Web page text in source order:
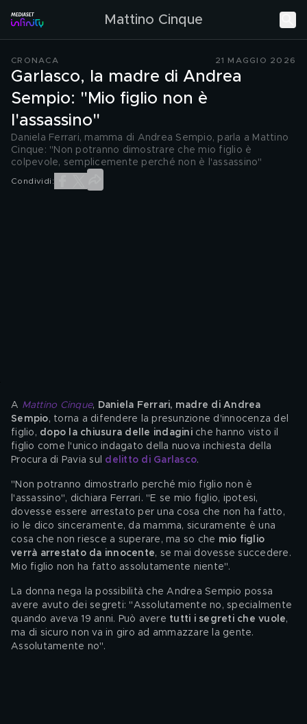
Mattino Cinque
CRONACA 21 MAGGIO 2026
Garlasco, la madre di Andrea
Sempio: "Mio figlio non è
l'assassino"
Daniela Ferrari, mamma di Andrea Sempio, parla a Mattino
Cinque: "Non potranno dimostrare che mio figlio è
colpevole, semplicemente perché non è l'assassino"
Condividi:
A Mattino Cinque, Daniela Ferrari, madre di Andrea
Sempio, torna a difendere la presunzione d'innocenza del
figlio, dopo la chiusura delle indagini che hanno visto il
figlio come l'unico indagato della nuova inchiesta della
Procura di Pavia sul delitto di Garlasco.
"Non potranno dimostrarlo perché mio figlio non è
l'assassino", dichiara Ferrari. "E se mio figlio, ipotesi,
dovesse essere arrestato per una cosa che non ha fatto,
io le dico sinceramente, da mamma, sicuramente è una
cosa che non riesce a superare, ma so che mio figlio
verrà arrestato da innocente, se mai dovesse succedere.
Mio figlio non ha fatto assolutamente niente".
La donna nega la possibilità che Andrea Sempio possa
avere avuto dei segreti: "Assolutamente no, specialmente
quando aveva 19 anni. Può avere tutti i segreti che vuole,
ma di sicuro non va in giro ad ammazzare la gente.
Assolutamente no".